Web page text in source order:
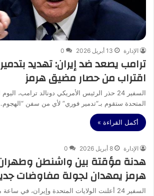
الإدارة 13 أبريل 2026 0
ترامب يصعد ضد إيران: تهديد
اقتراب من حصار مضيق هرمز
السفير 24 حذر الرئيس الأمريكي دونالد ترامب،
المتحدة ستقوم بـ“تدمير فوري” لأي من سفن
أكمل القراءة »
الإدارة 8 أبريل 2026 0
هدنة مؤقتة بين واشنطن
هرمز يمهدان لجولة مفاوضات
السفير 24 أعلنت الولايات المتحدة وإيران، في